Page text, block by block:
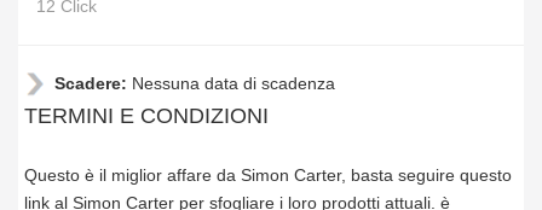
12 Click
Scadere: Nessuna data di scadenza
TERMINI E CONDIZIONI
Questo è il miglior affare da Simon Carter, basta seguire questo
link al Simon Carter per sfogliare i loro prodotti attuali. è